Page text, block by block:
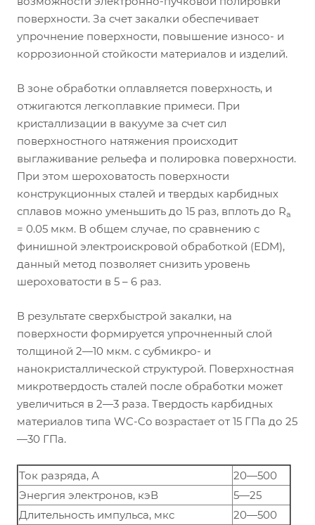
поверхности. За счет закалки обеспечивает
упрочнение поверхности, повышение износо- и
коррозионной стойкости материалов и изделий.
В зоне обработки оплавляется поверхность, и
отжигаются легкоплавкие примеси. При
кристаллизации в вакууме за счет сил
поверхностного натяжения происходит
выглаживание рельефа и полировка поверхности.
При этом шероховатость поверхности
конструкционных сталей и твердых карбидных
сплавов можно уменьшить до 15 раз, вплоть до Ra
= 0.05 мкм. В общем случае, по сравнению с
финишной электроискровой обработкой (ЕDM),
данный метод позволяет снизить уровень
шероховатости в 5 – 6 раз.
В результате сверхбыстрой закалки, на
поверхности формируется упрочненный слой
толщиной 2—10 мкм. с субмикро- и
нанокристаллической структурой. Поверхностная
микротвердость сталей после обработки может
увеличиться в 2—3 раза. Твердость карбидных
материалов типа WC-Co возрастает от 15 ГПа до 25
—30 ГПа.
Ток разряда, А
20—500
Энергия электронов, кэВ
5—25
Длительность импульса, мкс
20—500